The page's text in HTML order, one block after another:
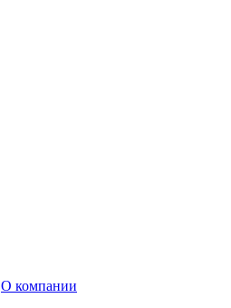
О компании